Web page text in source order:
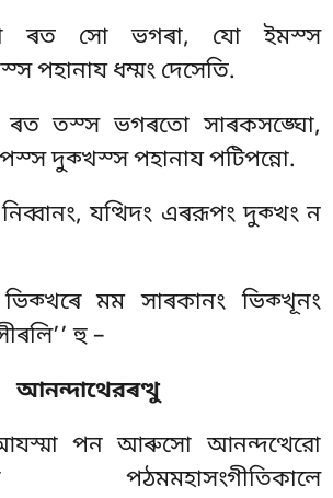
ৰত সো ভগৰা, যো ইমস্স
পহানায ধম্মং দেসেতি.
ৰত তস্স ভগৰতো সাৰকসঙ্ঘো,
দুক্খস্স পহানায পটিপন্নো.
যত্থিদং এৰরূপং দুক্খং ন
ভিক্খৰে মম সাৰকানং ভিক্খূনং
হু –
আনন্দাথেরৰত্থু
পন আৰুসো আনন্দত্থেরো
পঠমমহাসংগীতিকালে